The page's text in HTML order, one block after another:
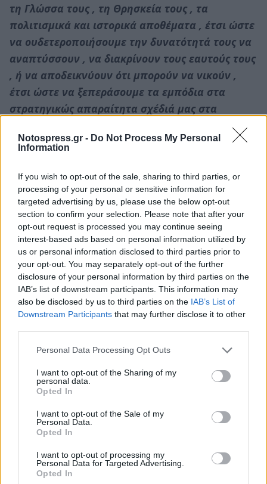
Notospress.gr - Do Not Process My Personal
Information
If you wish to opt-out of the sale, sharing to third parties, or
processing of your personal or sensitive information for
targeted advertising by us, please use the below opt-out
section to confirm your selection. Please note that after your
opt-out request is processed you may continue seeing
interest-based ads based on personal information utilized by
us or personal information disclosed to third parties prior to
your opt-out. You may separately opt-out of the further
disclosure of your personal information by third parties on the
IAB’s list of downstream participants. This information may
also be disclosed by us to third parties on the IAB’s List of
Downstream Participants that may further disclose it to other
Personal Data Processing Opt Outs
I want to opt-out of the Sharing of my
personal data.
Opted In
I want to opt-out of the Sale of my
Personal Data.
Opted In
I want to opt-out of processing my
Personal Data for Targeted Advertising.
Opted In
τη Γλώσσα τους , τη Θρησκεία τους , τα
πολιτισμικά και ιστορικά αποθέματα , έτσι ώστε
να ουδετεροποιήσουμε την δυνατότητά τους να
αναπτύσσουν , να διακρίνουν τους εαυτούς τους
, ή να αποδεικνύουν ότι μπορούν να νικούν ,
έτσι ώστε να ξεπεράσουμε τα εμπόδια στα
στρατηγικώς απαραίτητα σχέδιά μας στα
Βαλκάνια , την Μεσόγειο και την Μέση Ανατολή»
υλοποιείται , εξελίσσεται και ολοκληρώνεται
αυτό ακριβώς το αμερικανόπνευστο ,
ανθελληνικό στρατηγικό σχέδιο ;
Το μορφωτικό – εκπαιδευτικό κατρακύλισμα που
κατέγραψε η έρευνα του ΟΟΣΑ είναι ή δεν είναι
προς αυτήν την κατεύθυνση ;
Η Γλώσσα , η Ιστορία , η Θρησκεία , η
Πολιτιστική μας Ταυτότητα έχουν ή δεν έχουν
πολιτική των μεταδικτατορικών κυβερνήσεων ;
Είναι περιττό να προσπαθήσει κανείς να
αποδείξει με παραδείγματα τα αυτονόητα .
Τουναντίον , όποιος διαφωνεί θα πρέπει εκείνος
να αποδείξει και να στηρίξει τη διαφωνία του . Η
αυταπόδεικτη και αντικειμενική αλήθεια είναι
πως με την εκπαιδευτική πολιτική τους οι